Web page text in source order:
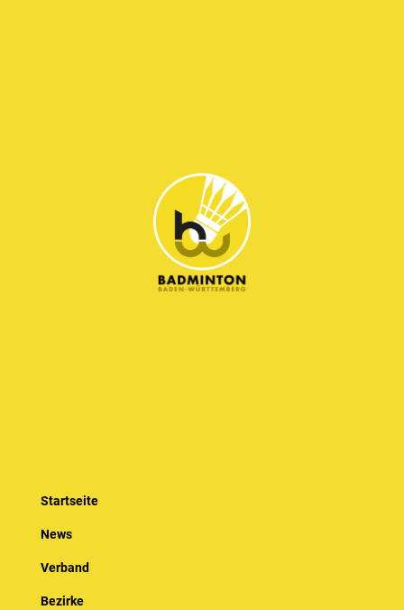
Startseite
News
Verband
Bezirke